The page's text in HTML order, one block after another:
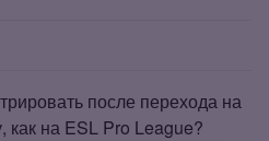
после перехода на
как на ESL Pro League?